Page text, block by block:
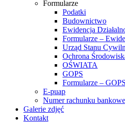
Formularze
Podatki
Budownictwo
Ewidencja
Formularze –
Urząd Stanu
Ochrona
OŚWIATA
GOPS
Formularze – GOPS
E-puap
Numer rachunku
Galerie zdjęć
Kontakt